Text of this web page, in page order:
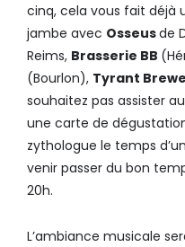
cinq, cela vous fait déjà
jambe avec Osseusde
Reims, Brasserie BB
(Bourlon), Tyrant
souhaitez pas assister
une carte de
zythologue le temps
venir passer du bon
20h.
L’ambiance musicale